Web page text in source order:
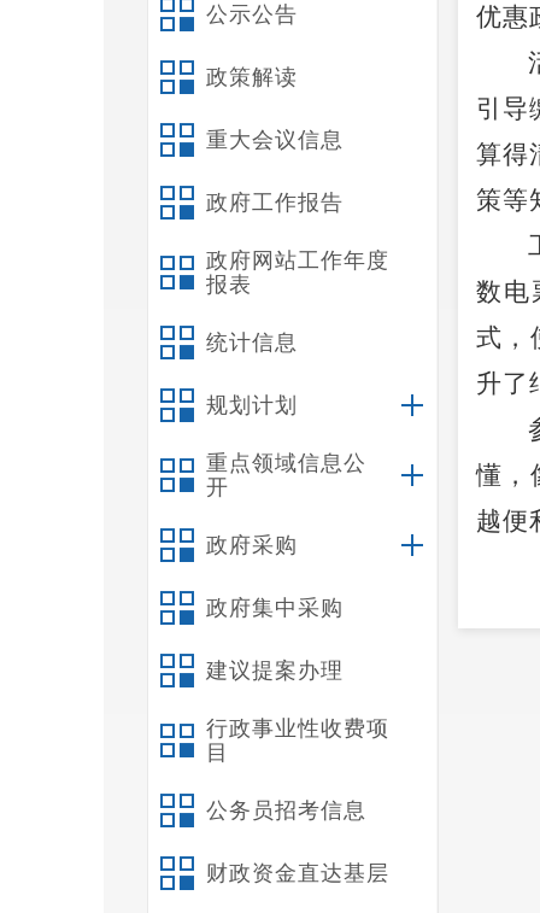
公示公告
政策解读
重大会议信息
政府工作报告
政府网站工作年度
报表
统计信息
规划计划
重点领域信息公
开
政府采购
政府集中采购
建议提案办理
行政事业性收费项
目
公务员招考信息
财政资金直达基层
优惠
引导
算得
策等
数电
式，
升了
懂，
越便